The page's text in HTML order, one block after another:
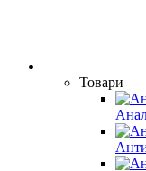
Товари